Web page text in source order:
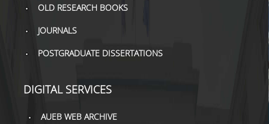
OLD RESEARCH BOOKS
JOURNALS
POSTGRADUATE DISSERTATIONS
DIGITAL SERVICES
AUEB WEB ARCHIVE